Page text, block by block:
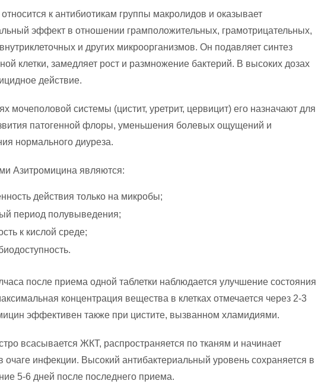
к антибиотикам группы макролидов и оказывает
эффект в отношении грамположительных, грамотрицательных,
и других микроорганизмов. Он подавляет синтез
клетки, замедляет рост и размножение бактерий. В высоких дозах
действие.
мочеполовой системы (цистит, уретрит, цервицит) его назначают для
патогенной флоры, уменьшения болевых ощущений и
нормального диуреза.
Азитромицина являются:
действия только на микробы;
период полувыведения;
к кислой среде;
после приема одной таблетки наблюдается улучшение состояния
концентрация вещества в клетках отмечается через 2-3
эффективен также при цистите, вызванном хламидиями.
всасывается ЖКТ, распространяется по тканям и начинает
очаге инфекции. Высокий антибактериальный уровень сохраняется в
5-6 дней после последнего приема.